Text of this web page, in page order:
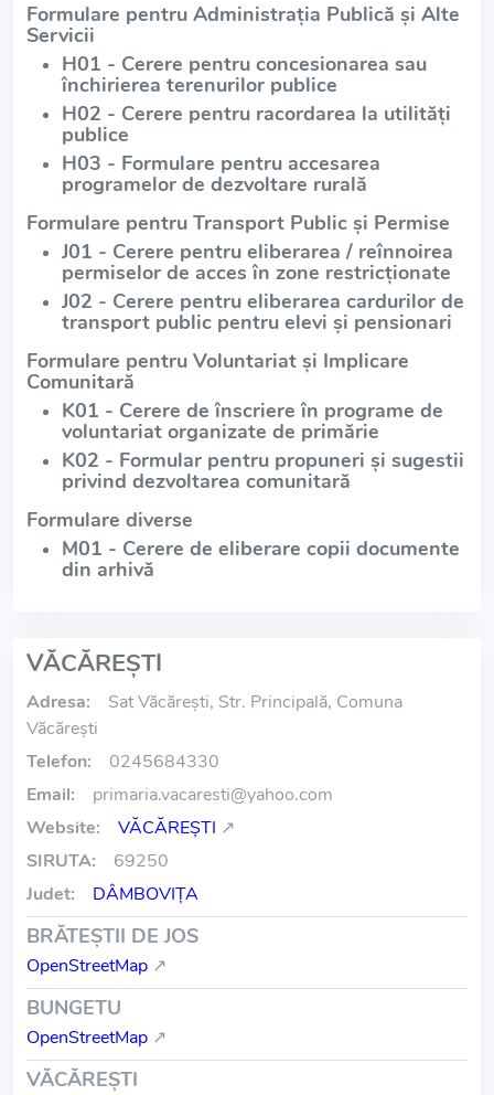
Formulare pentru Administrația Publică și Alte
Servicii
H01 - Cerere pentru concesionarea sau
închirierea terenurilor publice
H02 - Cerere pentru racordarea la utilități
publice
H03 - Formulare pentru accesarea
programelor de dezvoltare rurală
Formulare pentru Transport Public și Permise
J01 - Cerere pentru eliberarea / reînnoirea
permiselor de acces în zone restricționate
J02 - Cerere pentru eliberarea cardurilor de
transport public pentru elevi și pensionari
Formulare pentru Voluntariat și Implicare
Comunitară
K01 - Cerere de înscriere în programe de
voluntariat organizate de primărie
K02 - Formular pentru propuneri și sugestii
privind dezvoltarea comunitară
Formulare diverse
M01 - Cerere de eliberare copii documente
din arhivă
VĂCĂREŞTI
Adresa:
Sat Văcăreşti, Str. Principală, Comuna
Văcăreşti
Telefon:
0245684330
Email:
primaria.vacaresti@yahoo.com
Website:
VĂCĂREŞTI ↗
SIRUTA:
69250
Judet:
DÂMBOVIŢA
BRĂTEŞTII DE JOS
OpenStreetMap ↗
BUNGETU
OpenStreetMap ↗
VĂCĂREŞTI